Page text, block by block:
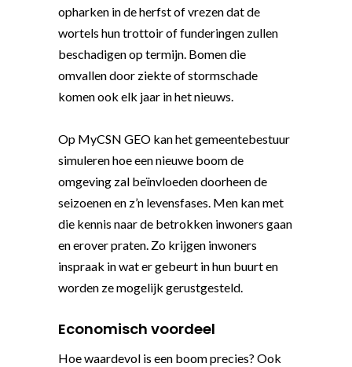
opharken in de herfst of vrezen dat de
wortels hun trottoir of funderingen zullen
beschadigen op termijn. Bomen die
omvallen door ziekte of stormschade
komen ook elk jaar in het nieuws.
Op MyCSN GEO kan het gemeentebestuur
simuleren hoe een nieuwe boom de
omgeving zal beïnvloeden doorheen de
seizoenen en z’n levensfases. Men kan met
die kennis naar de betrokken inwoners gaan
en erover praten. Zo krijgen inwoners
inspraak in wat er gebeurt in hun buurt en
worden ze mogelijk gerustgesteld.
Economisch voordeel
Hoe waardevol is een boom precies? Ook